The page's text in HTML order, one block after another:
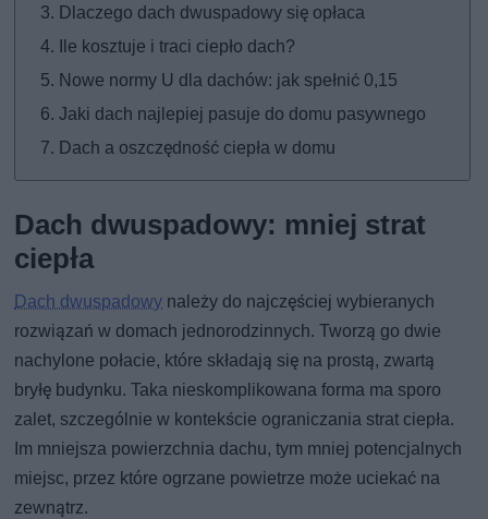
Dlaczego dach dwuspadowy się opłaca
Ile kosztuje i traci ciepło dach?
Nowe normy U dla dachów: jak spełnić 0,15
Jaki dach najlepiej pasuje do domu pasywnego
Dach a oszczędność ciepła w domu
Dach dwuspadowy: mniej strat
ciepła
Dach dwuspadowy należy do najczęściej wybieranych
rozwiązań w domach jednorodzinnych. Tworzą go dwie
nachylone połacie, które składają się na prostą, zwartą
bryłę budynku. Taka nieskomplikowana forma ma sporo
zalet, szczególnie w kontekście ograniczania strat ciepła.
Im mniejsza powierzchnia dachu, tym mniej potencjalnych
miejsc, przez które ogrzane powietrze może uciekać na
zewnątrz.